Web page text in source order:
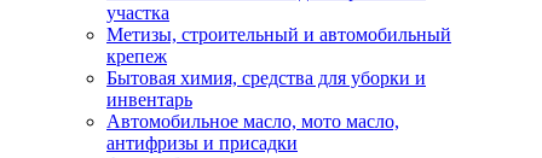
участка
Метизы, строительный и автомобильный
крепеж
Бытовая химия, средства для уборки и
инвентарь
Автомобильное масло, мото масло,
антифризы и присадки